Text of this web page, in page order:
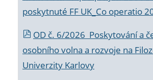
poskytnuté FF UK_Co operatio
OD č. 6/2026 Poskytování a
osobního volna a rozvoje na
Univerzity Karlovy